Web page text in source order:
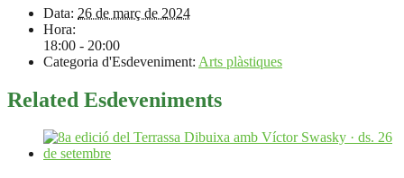
Data: 26 de març de 2024
Hora:
18:00 - 20:00
Categoria d'Esdeveniment: Arts plàstiques
Related Esdeveniments